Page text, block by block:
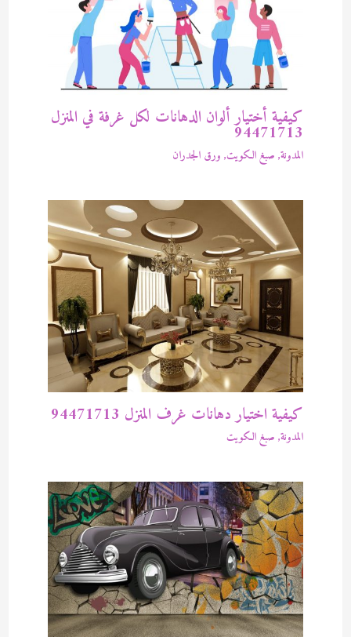
كيفية أختيار ألوان الدهانات لكل غرفة في المنزل
94471713
المدونة, صبغ الكويت, ورق الجدران
كيفية اختيار دهانات غرف المنزل 94471713
المدونة, صبغ الكويت